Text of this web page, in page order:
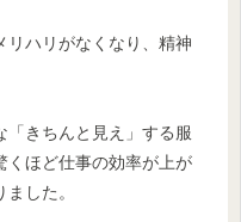
リハリがなくなり、精神
「きちんと見え」する服
くほど仕事の効率が上が
した。